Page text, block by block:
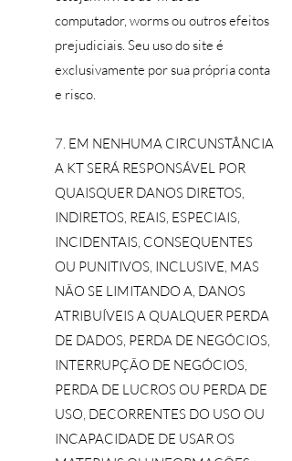
computador, worms ou outros efeitos
prejudiciais. Seu uso do site é
exclusivamente por sua própria conta
e risco.
7. EM NENHUMA CIRCUNSTÂNCIA
A KT SERÁ RESPONSÁVEL POR
QUAISQUER DANOS DIRETOS,
INDIRETOS, REAIS, ESPECIAIS,
INCIDENTAIS, CONSEQUENTES
OU PUNITIVOS, INCLUSIVE, MAS
NÃO SE LIMITANDO A, DANOS
ATRIBUÍVEIS A QUALQUER PERDA
DE DADOS, PERDA DE NEGÓCIOS,
INTERRUPÇÃO DE NEGÓCIOS,
PERDA DE LUCROS OU PERDA DE
USO, DECORRENTES DO USO OU
INCAPACIDADE DE USAR OS